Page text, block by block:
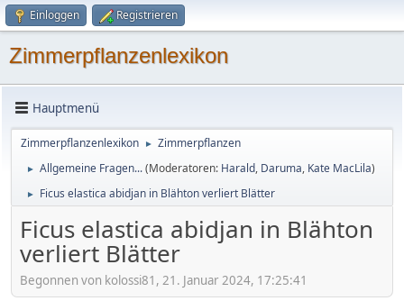
Einloggen Registrieren
Zimmerpflanzenlexikon
Hauptmenü
Zimmerpflanzenlexikon ► Zimmerpflanzen
► Allgemeine Fragen...(Moderatoren: Harald, Daruma, Kate MacLila)
► Ficus elastica abidjan in Blähton verliert Blätter
Ficus elastica abidjan in Blähton
verliert Blätter
Begonnen von kolossi81, 21. Januar 2024, 17:25:41